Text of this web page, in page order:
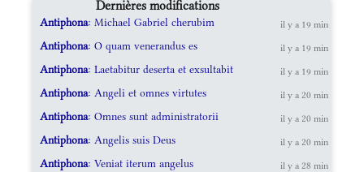
Dernières modifications
Antiphona: Michael Gabriel cherubim il y a 19 min
Antiphona: O quam venerandus es il y a 19 min
Antiphona: Laetabitur deserta et exsultabit il y a 19 min
Antiphona: Angeli et omnes virtutes il y a 20 min
Antiphona: Omnes sunt administratorii il y a 20 min
Antiphona: Angelis suis Deus il y a 20 min
Antiphona: Veniat iterum angelus il y a 28 min